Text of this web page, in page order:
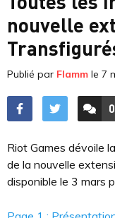
nouvelle
Publié par Flamm le 7
0
Riot Games dévoile
de la nouvelle
disponible le 3 mars